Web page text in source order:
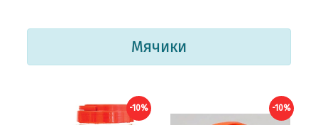
Мячики
-10% -10%